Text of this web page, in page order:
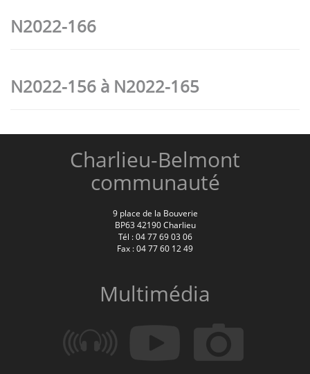
N2022-166
N2022-156 à N2022-165
Charlieu-Belmont
communauté
9 place de la Bouverie
BP63 42190 Charlieu
Tél : 04 77 69 03 06
Fax : 04 77 60 12 49
Multimédia